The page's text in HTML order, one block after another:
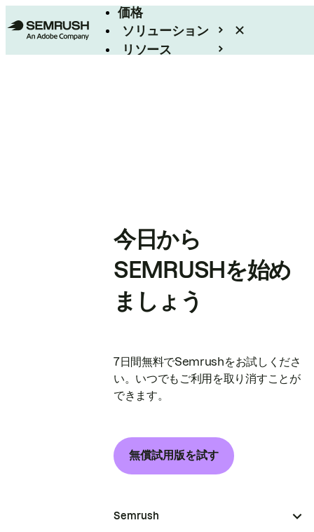
価格
ソリューション
リソース
今日から
SEMRUSHを始め
ましょう
7日間無料でSemrushをお試しくださ
い。いつでもご利用を取り消すことが
できます。
無償試用版を試す
Semrush